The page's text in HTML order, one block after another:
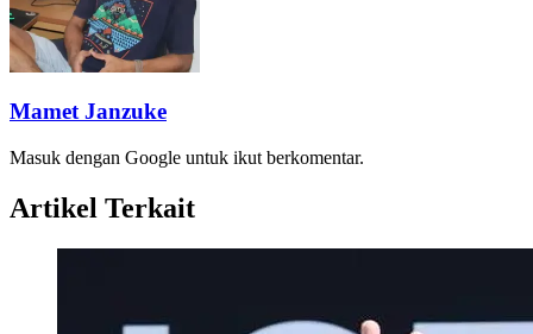
Mamet Janzuke
Masuk dengan Google untuk ikut berkomentar.
Artikel Terkait